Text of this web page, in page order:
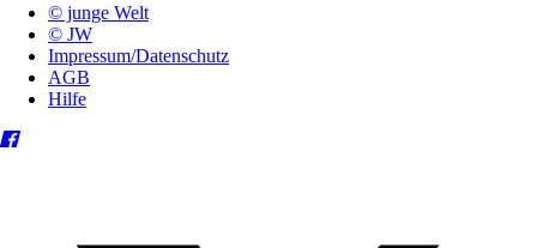
© junge Welt
© JW
Impressum/Datenschutz
AGB
Hilfe